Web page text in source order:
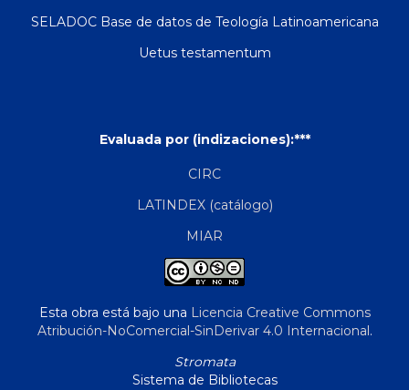
SELADOC Base de datos de Teología Latinoamericana
Uetus testamentum
Evaluada por (indizaciones):***
CIRC
LATINDEX (catálogo)
MIAR
Esta obra está bajo una Licencia Creative Commons
Atribución-NoComercial-SinDerivar 4.0 Internacional.
Stromata
Sistema de Bibliotecas